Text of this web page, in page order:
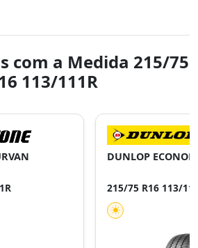
com a Medida 215/75
113/111R
DUNLOP
215/75 R16 113/